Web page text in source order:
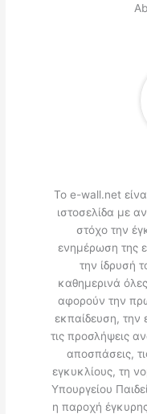
Το e-wall.net
ιστοσελίδα με
στόχο την
ενημέρωση της
την ίδρυσή
καθημερινά
αφορούν την
εκπαίδευση, την
τις προσλήψεις
αποσπάσεις,
εγκυκλίους, τη
Υπουργείου
η παροχή